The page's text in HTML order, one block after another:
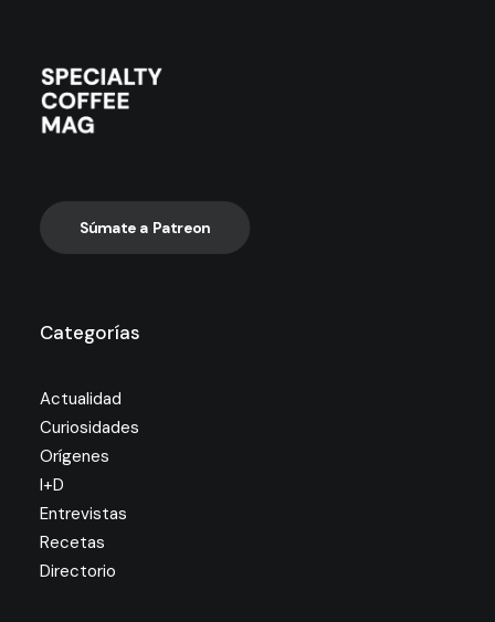
Súmate a Patreon
Categorías
Actualidad
Curiosidades
Orígenes
I+D
Entrevistas
Recetas
Directorio